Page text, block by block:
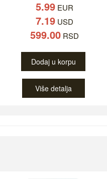
5.99 EUR
7.19 USD
599.00 RSD
Dodaj u korpu
Više detalja